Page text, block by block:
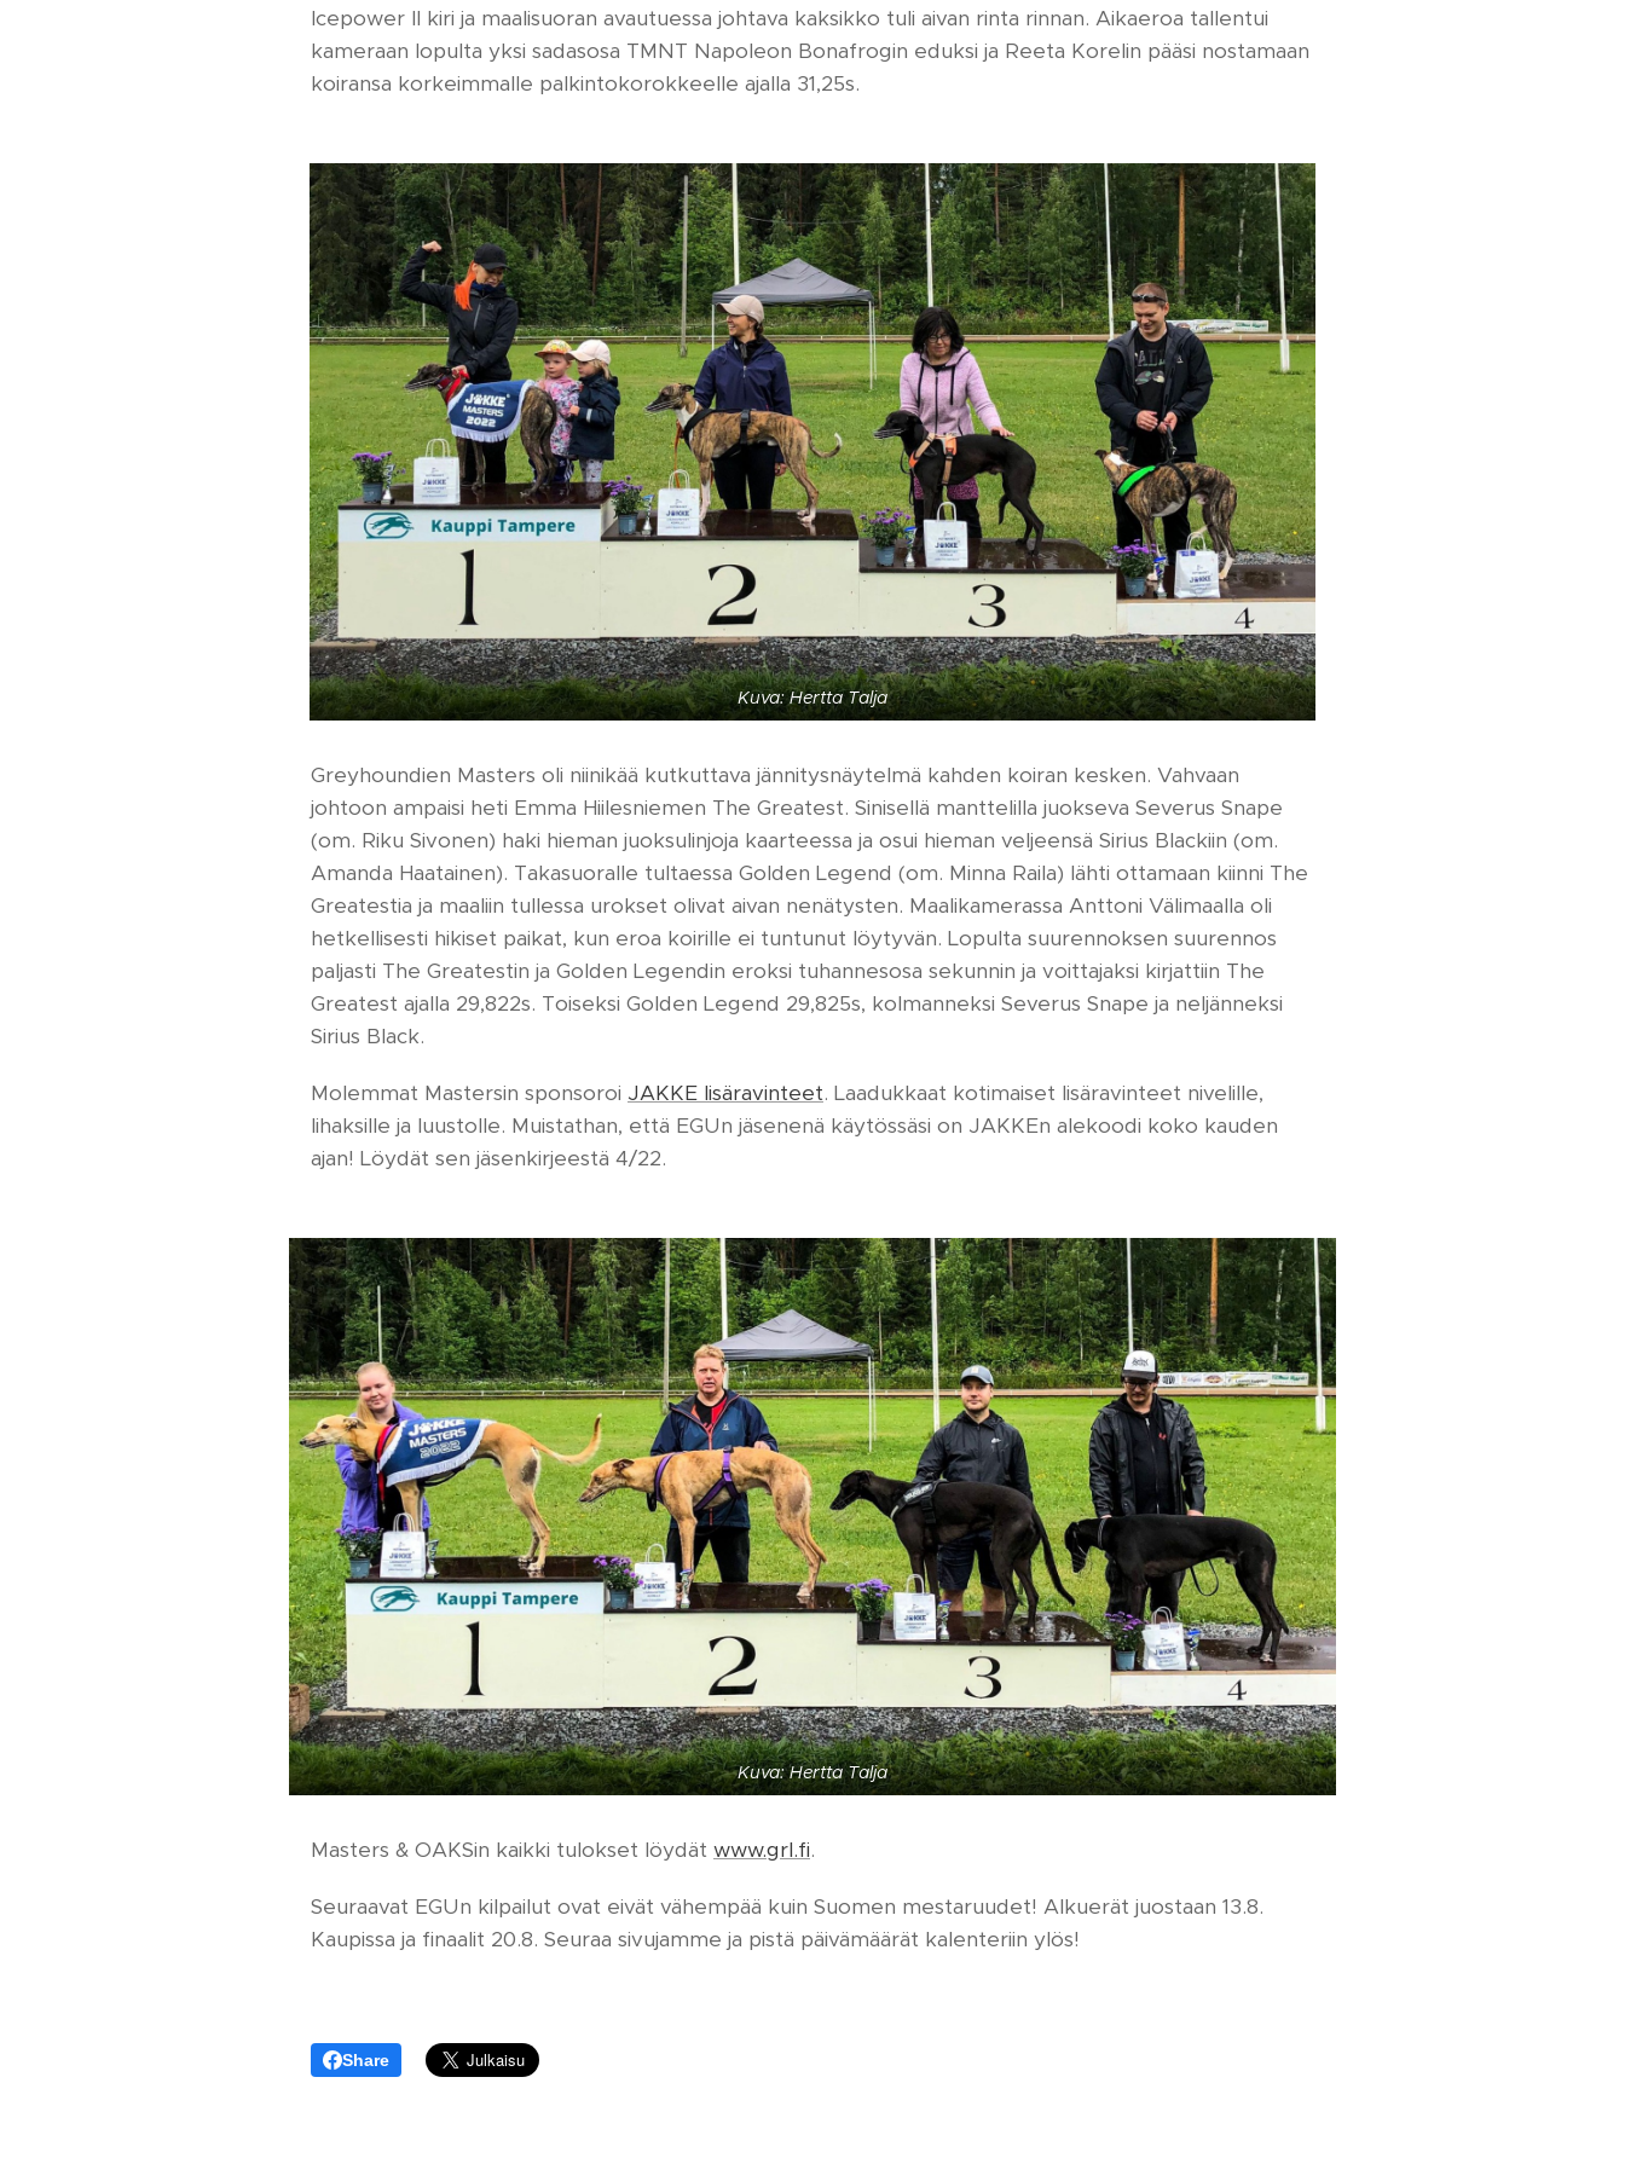
Icepower II kiri ja maalisuoran avautuessa johtava kaksikko tuli aivan rinta rinnan. Aikaeroa tallentui
kameraan lopulta yksi sadasosa TMNT Napoleon Bonafrogin eduksi ja Reeta Korelin pääsi nostamaan
koiransa korkeimmalle palkintokorokkeelle ajalla 31,25s.
Kuva: Hertta Talja
Greyhoundien Masters oli niinikää kutkuttava jännitysnäytelmä kahden koiran kesken. Vahvaan
johtoon ampaisi heti Emma Hiilesniemen The Greatest. Sinisellä manttelilla juokseva Severus Snape
(om. Riku Sivonen) haki hieman juoksulinjoja kaarteessa ja osui hieman veljeensä Sirius Blackiin (om.
Amanda Haatainen). Takasuoralle tultaessa Golden Legend (om. Minna Raila) lähti ottamaan kiinni The
Greatestia ja maaliin tullessa urokset olivat aivan nenätysten. Maalikamerassa Anttoni Välimaalla oli
hetkellisesti hikiset paikat, kun eroa koirille ei tuntunut löytyvän. Lopulta suurennoksen suurennos
paljasti The Greatestin ja Golden Legendin eroksi tuhannesosa sekunnin ja voittajaksi kirjattiin The
Greatest ajalla 29,822s. Toiseksi Golden Legend 29,825s, kolmanneksi Severus Snape ja neljänneksi
Sirius Black.
Molemmat Mastersin sponsoroi JAKKE lisäravinteet. Laadukkaat kotimaiset lisäravinteet nivelille,
lihaksille ja luustolle. Muistathan, että EGUn jäsenenä käytössäsi on JAKKEn alekoodi koko kauden
ajan! Löydät sen jäsenkirjeestä 4/22.
Kuva: Hertta Talja
Masters & OAKSin kaikki tulokset löydät www.grl.fi.
Seuraavat EGUn kilpailut ovat eivät vähempää kuin Suomen mestaruudet! Alkuerät juostaan 13.8.
Kaupissa ja finaalit 20.8. Seuraa sivujamme ja pistä päivämäärät kalenteriin ylös!
Share